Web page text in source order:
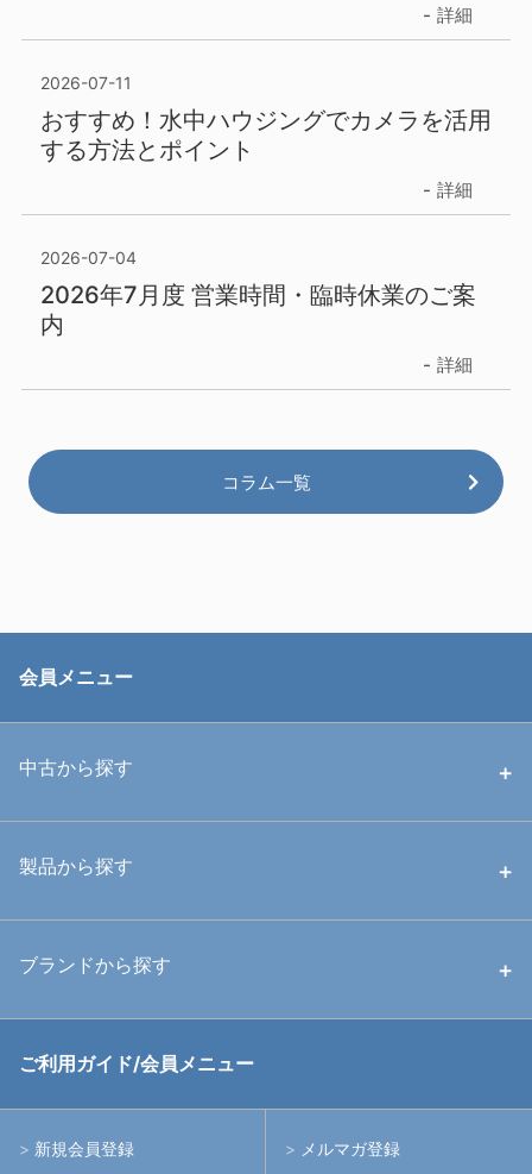
詳細
2026-07-11
おすすめ！水中ハウジングでカメラを活用
する方法とポイント
詳細
2026-07-04
2026年7月度 営業時間・臨時休業のご案
内
詳細
コラム一覧
会員メニュー
中古から探す
中古ハウジング
中古アームシステム
製品から探す
ハウジング
ブランドから探す
RGBlue
イノン
ご利用ガイド/会員メニュー
新規会員登録 メルマガ登録